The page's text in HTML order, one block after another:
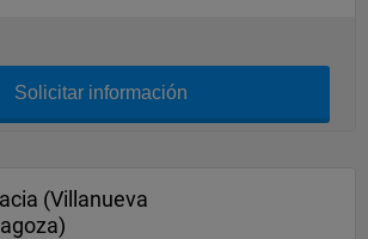
Solicitar información
(Villanueva